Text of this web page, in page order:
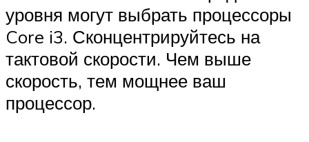
уровня могут выбрать процессоры
Core i3. Сконцентрируйтесь на
тактовой скорости. Чем выше
скорость, тем мощнее ваш
процессор.